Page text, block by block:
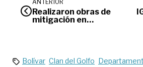
ANTERIOR
Realizaron obras de
mitigación en
Bolívar Clan del Golfo